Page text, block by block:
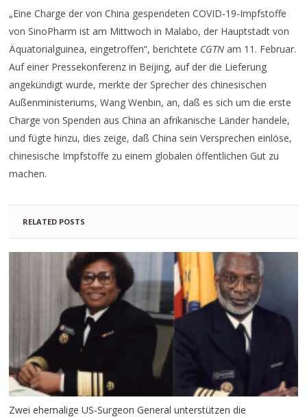
„Eine Charge der von China gespendeten COVID-19-Impfstoffe
von SinoPharm ist am Mittwoch in Malabo, der Hauptstadt von
Äquatorialguinea, eingetroffen“, berichtete CGTN am 11. Februar.
Auf einer Pressekonferenz in Beijing, auf der die Lieferung
angekündigt wurde, merkte der Sprecher des chinesischen
Außenministeriums, Wang Wenbin, an, daß es sich um die erste
Charge von Spenden aus China an afrikanische Länder handele,
und fügte hinzu, dies zeige, daß China sein Versprechen einlöse,
chinesische Impfstoffe zu einem globalen öffentlichen Gut zu
machen.
RELATED POSTS
Zwei ehemalige US-Surgeon General unterstützen die